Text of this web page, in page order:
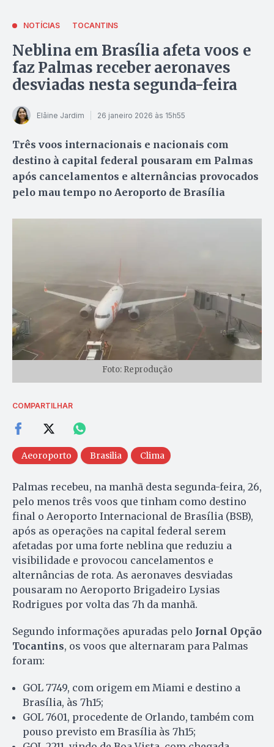
NOTÍCIAS TOCANTINS
Neblina em Brasília afeta voos e
faz Palmas receber aeronaves
desviadas nesta segunda-feira
Elâine Jardim 26 janeiro 2026 às 15h55
Três voos internacionais e nacionais com
destino à capital federal pousaram em Palmas
após cancelamentos e alternâncias provocados
pelo mau tempo no Aeroporto de Brasília
Foto: Reprodução
COMPARTILHAR
Aeoroporto Brasilia Clima
Palmas recebeu, na manhã desta segunda-feira, 26,
pelo menos três voos que tinham como destino
final o Aeroporto Internacional de Brasília (BSB),
após as operações na capital federal serem
afetadas por uma forte neblina que reduziu a
visibilidade e provocou cancelamentos e
alternâncias de rota. As aeronaves desviadas
pousaram no Aeroporto Brigadeiro Lysias
Rodrigues por volta das 7h da manhã.
Segundo informações apuradas pelo Jornal Opção
Tocantins, os voos que alternaram para Palmas
foram:
GOL 7749, com origem em Miami e destino a
Brasília, às 7h15;
GOL 7601, procedente de Orlando, também com
pouso previsto em Brasília às 7h15;